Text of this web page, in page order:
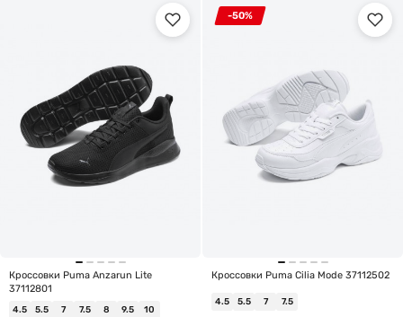
Кроссовки Puma Anzarun Lite
37112801
4.5 5.5 7 7.5 8 9.5 10
-50%
Кроссовки Puma Cilia Mode 37112502
4.5 5.5 7 7.5